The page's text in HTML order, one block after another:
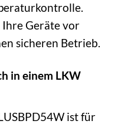
Ihre Geräte vor
sicheren Betrieb.
in einem LKW
ist für